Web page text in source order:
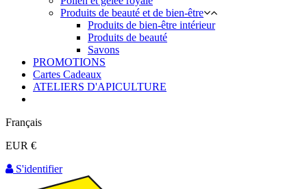
Produits de beauté et de bien-être
Produits de bien-être intérieur
Produits de beauté
Savons
PROMOTIONS
Cartes Cadeaux
ATELIERS D'APICULTURE
Français
EUR €
S'identifier